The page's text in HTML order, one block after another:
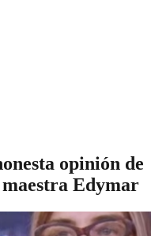
opinión de
Edymar